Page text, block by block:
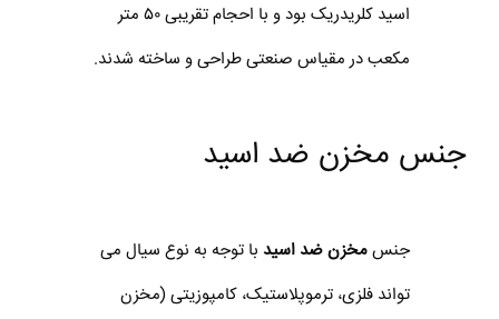
اسید کلریدریک بود و با احجام تقریبی ۵۰ متر
مکعب در مقیاس صنعتی طراحی و ساخته شدند.
جنس مخزن ضد اسید
جنسمخزن ضد اسید با توجه به نوع سیال می
تواند فلزی، ترموپلاستیک، کامپوزیتی (مخزن